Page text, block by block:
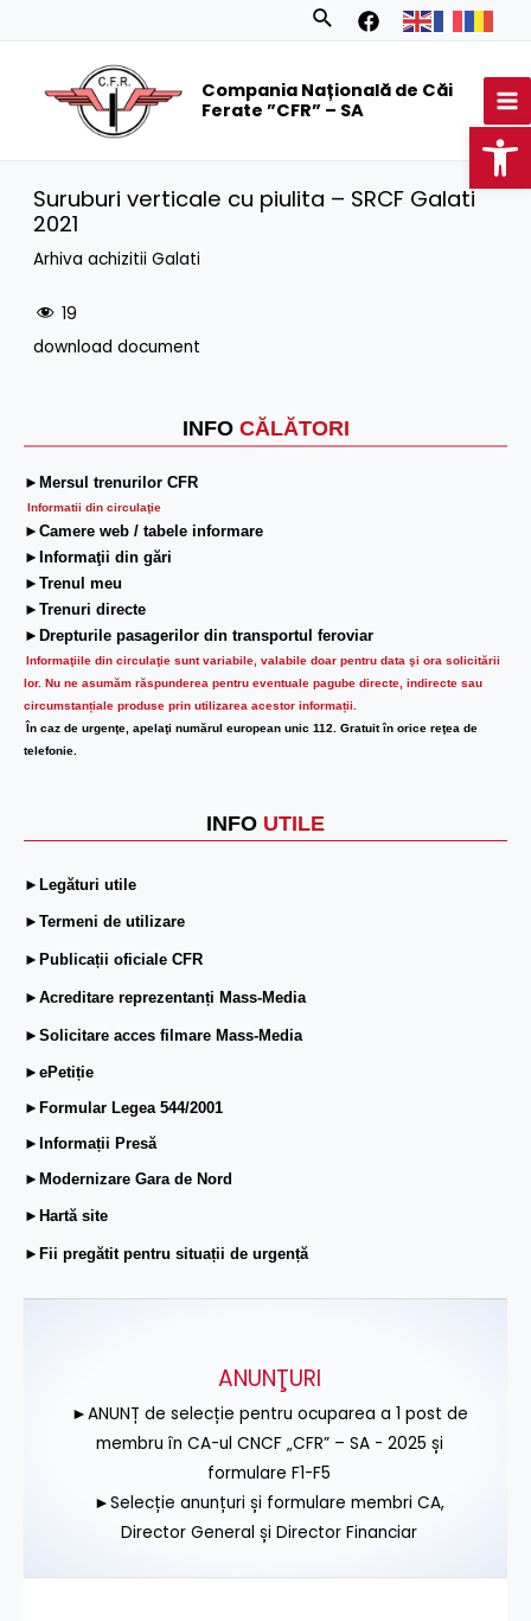
Search
Compania Națională de Căi
Ferate ”CFR” – SA
INFO CĂLĂTORI
►Mersul trenurilor CFR
Informatii din circulaţie
►Camere web / tabele informare
►Informaţii din gări
►Trenul meu
►Trenuri directe
►Drepturile pasagerilor din transportul feroviar
Informaţiile din circulaţie sunt variabile, valabile doar pentru data şi ora solicitării
lor. Nu ne asumăm răspunderea pentru eventuale pagube directe, indirecte sau
circumstanțiale produse prin utilizarea acestor informații.
În caz de urgenţe, apelaţi numărul european unic 112. Gratuit în orice reţea de
telefonie.
INFO UTILE
►Legături utile
►Termeni de utilizare
►Publicații oficiale CFR
►Acreditare reprezentanți Mass-Media
►Solicitare acces filmare Mass-Media
►ePetiție
►Formular Legea 544/2001
►Informații Presă
►Modernizare Gara de Nord
►Hartă site
►Fii pregătit pentru situații de urgență
Suruburi verticale cu piulita – SRCF Galati
2021
Arhiva achizitii Galati
19
download document
ANUNŢURI
►ANUNȚ de selecție pentru ocuparea a 1 post de
membru în CA-ul CNCF „CFR” – SA - 2025 și
formulare F1-F5
►Selecție anunțuri și formulare membri CA,
Director General și Director Financiar